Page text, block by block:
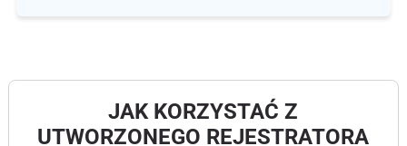
JAK KORZYSTAĆ Z
UTWORZONEGO REJESTRATORA